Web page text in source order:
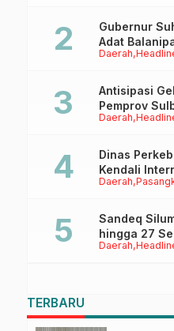
Daerah
Gubernur
Adat
Tappidena
Daerah
Antisipasi
Pemprov
Ruang Digital
Daerah
Dinas
Kendali
Sertifikasi
Daerah
Sandeq
hingga 27
Sulbar
TERBARU